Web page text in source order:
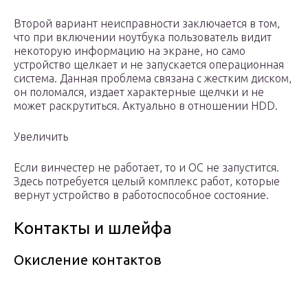
Второй вариант неисправности заключается в том,
что при включении ноутбука пользователь видит
некоторую информацию на экране, но само
устройство щелкает и не запускается операционная
система. Данная проблема связана с жестким диском,
он поломался, издает характерные щелчки и не
может раскрутиться. Актуально в отношении HDD.
Увеличить
Если винчестер не работает, то и ОС не запустится.
Здесь потребуется целый комплекс работ, которые
вернут устройство в работоспособное состояние.
Контакты и шлейфа
Окисление контактов